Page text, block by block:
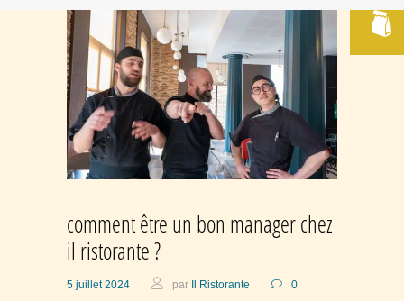
comment être un bon manager chez
il ristorante ?
5 juillet 2024 par Il Ristorante
0